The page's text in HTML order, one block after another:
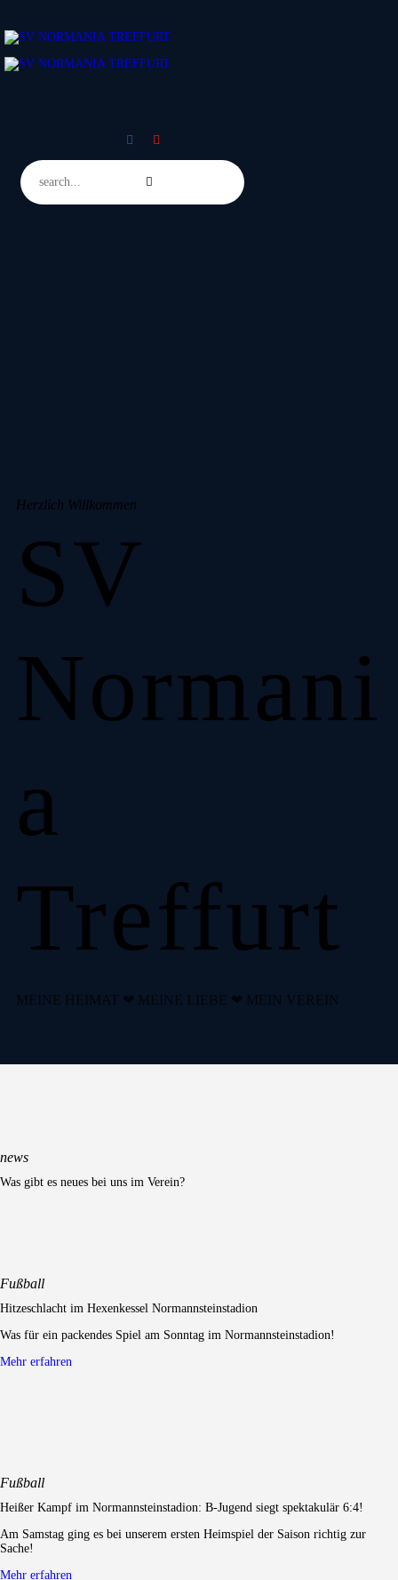
Mitglied werden
Über Uns
Kontakt
Herzlich Willkommen
SV
Normani
a
Treffurt
MEINE HEIMAT ❤ MEINE LIEBE ❤ MEIN VEREIN
news
Was gibt es neues bei uns im Verein?
Fußball
Hitzeschlacht im Hexenkessel Normannsteinstadion
Was für ein packendes Spiel am Sonntag im Normannsteinstadion!
Mehr erfahren
Fußball
Heißer Kampf im Normannsteinstadion: B-Jugend siegt spektakulär 6:4!
Am Samstag ging es bei unserem ersten Heimspiel der Saison richtig zur
Sache!
Mehr erfahren